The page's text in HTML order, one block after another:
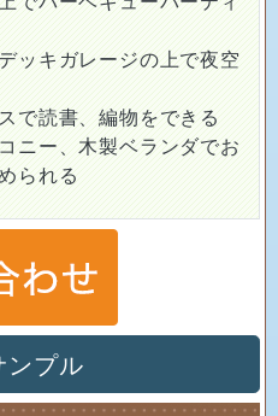
ッキガレージの上で夜空
で読書、編物をできる
ニー、木製ベランダでお
られる
ンプル